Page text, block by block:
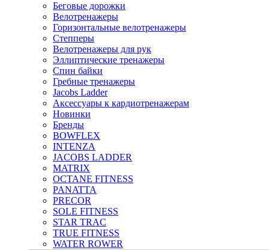
Беговые дорожки
Велотренажеры
Горизонтальные велотренажеры
Степперы
Велотренажеры для рук
Эллиптические тренажеры
Спин байки
Гребные тренажеры
Jacobs Ladder
Аксессуары к кардиотренажерам
Новинки
Бренды
BOWFLEX
INTENZA
JACOBS LADDER
MATRIX
OCTANE FITNESS
PANATTA
PRECOR
SOLE FITNESS
STAR TRAC
TRUE FITNESS
WATER ROWER